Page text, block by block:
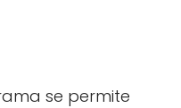
se permite